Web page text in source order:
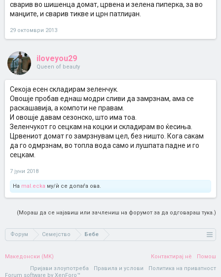
сварив во шишенца домат, црвена и зелена пиперка, за во
манџите, и сварив тикве и црн патлиџан.
29 октомври 2013
iloveyou29
Queen of beauty
Секоја есен складирам зеленчук.
Овошје пробав еднаш модри сливи да замрзнам, ама се
раскашавија, а компоти не правам.
И овошје давам сезонско, што има тоа.
Зеленчукот го сецкам на коцки и складирам во ќесиња.
Црвениот домат го замрзнувам цел, без ништо. Кога сакам
да го одмрзнам, во топла вода само и лушпата падне и го
сецкам.
7 јуни 2018
На mal.ecka му/ѝ се допаѓа ова.
(Мораш да се најавиш или зачлениш на форумот за да одговараш тука.)
Форум Семејство Бебе
Македонски (MK) Контактирај нè
Помош
Пријави злоупотреба
Правила и услови
Политика на приватност
Forum software by XenForo™